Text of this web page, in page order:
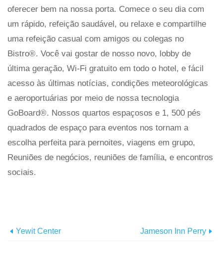
oferecer bem na nossa porta. Comece o seu dia com
um rápido, refeição saudável, ou relaxe e compartilhe
uma refeição casual com amigos ou colegas no
Bistro®. Você vai gostar de nosso novo, lobby de
última geração, Wi-Fi gratuito em todo o hotel, e fácil
acesso às últimas notícias, condições meteorológicas
e aeroportuárias por meio de nossa tecnologia
GoBoard®. Nossos quartos espaçosos e 1, 500 pés
quadrados de espaço para eventos nos tornam a
escolha perfeita para pernoites, viagens em grupo,
Reuniões de negócios, reuniões de família, e encontros
sociais.
Yewit Center Jameson Inn Perry